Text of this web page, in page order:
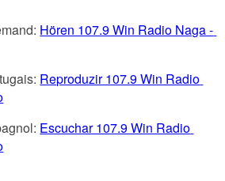
Hören 107.9 Win Radio Naga -
Reproduzir 107.9 Win Radio
Escuchar 107.9 Win Radio